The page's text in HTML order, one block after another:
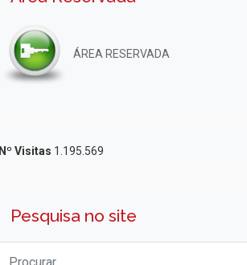
ÁREA RESERVADA
Nº Visitas 1.195.569
Pesquisa no site